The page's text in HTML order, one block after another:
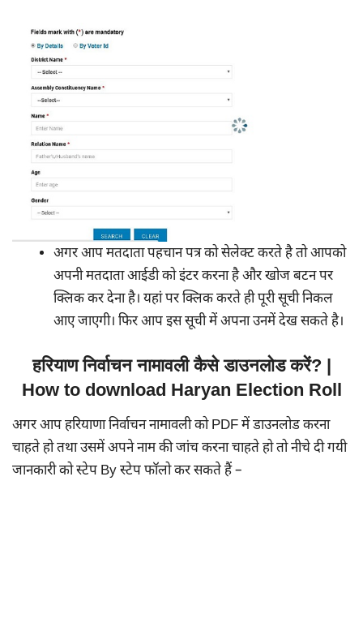
अगर आप मतदाता पहचान पत्र को सेलेक्ट करते है तो आपको
अपनी मतदाता आईडी को इंटर करना है और खोज बटन पर
क्लिक कर देना है। यहां पर क्लिक करते ही पूरी सूची निकल
आए जाएगी। फिर आप इस सूची में अपना उनमें देख सकते है।
हरियाण निर्वाचन नामावली कैसे डाउनलोड करें? |
How to download Haryan Election Roll
अगर आप हरियाणा निर्वाचन नामावली को PDF में डाउनलोड करना
चाहते हो तथा उसमें अपने नाम की जांच करना चाहते हो तो नीचे दी गयी
जानकारी को स्टेप By स्टेप फॉलो कर सकते हैं –